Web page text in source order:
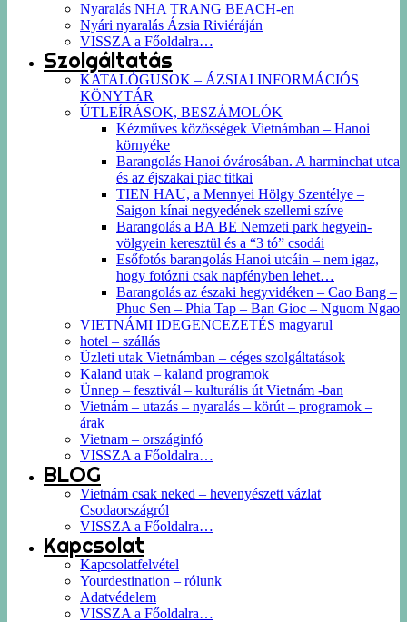
Nyaralás NHA TRANG BEACH-en
Nyári nyaralás Ázsia Riviéráján
VISSZA a Főoldalra…
Szolgáltatás
KATALÓGUSOK – ÁZSIAI INFORMÁCIÓS
KÖNYTÁR
ÚTLEÍRÁSOK, BESZÁMOLÓK
Kézműves közösségek Vietnámban – Hanoi
környéke
Barangolás Hanoi óvárosában. A harminchat utca
és az éjszakai piac titkai
TIEN HAU, a Mennyei Hölgy Szentélye –
Saigon kínai negyedének szellemi szíve
Barangolás a BA BE Nemzeti park hegyein-
völgyein keresztül és a “3 tó” csodái
Esőfotós barangolás Hanoi utcáin – nem igaz,
hogy fotózni csak napfényben lehet…
Barangolás az északi hegyvidéken – Cao Bang –
Phuc Sen – Phia Tap – Ban Gioc – Nguom Ngao
VIETNÁMI IDEGENCEZETÉS magyarul
hotel – szállás
Üzleti utak Vietnámban – céges szolgáltatások
Kaland utak – kaland programok
Ünnep – fesztivál – kulturális út Vietnám -ban
Vietnám – utazás – nyaralás – körút – programok –
árak
Vietnam – országinfó
VISSZA a Főoldalra…
BLOG
Vietnám csak neked – hevenyészett vázlat
Csodaországról
VISSZA a Főoldalra…
Kapcsolat
Kapcsolatfelvétel
Yourdestination – rólunk
Adatvédelem
VISSZA a Főoldalra…